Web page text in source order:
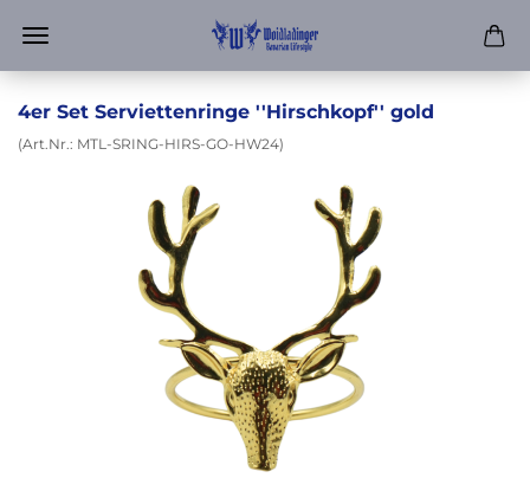
4er Set Serviettenringe ''Hirschkopf'' gold
(Art.Nr.: MTL-SRING-HIRS-GO-HW24)